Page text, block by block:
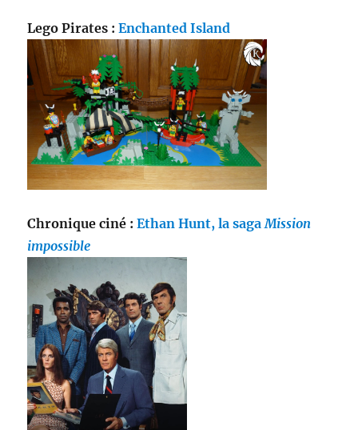
Lego Pirates :Enchanted Island
Chronique ciné :Ethan Hunt, la sagaMission
impossible